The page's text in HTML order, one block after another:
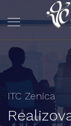
ITC Zenica